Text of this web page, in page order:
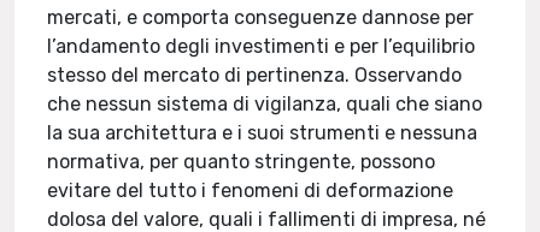
mercati, e comporta conseguenze dannose per
l’andamento degli investimenti e per l’equilibrio
stesso del mercato di pertinenza. Osservando
che nessun sistema di vigilanza, quali che siano
la sua architettura e i suoi strumenti e nessuna
normativa, per quanto stringente, possono
evitare del tutto i fenomeni di deformazione
dolosa del valore, quali i fallimenti di impresa, né